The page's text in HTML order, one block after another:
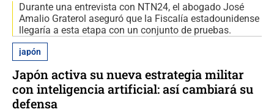
Durante una entrevista con NTN24, el abogado José
Amalio Graterol aseguró que la Fiscalía estadounidense
llegaría a esta etapa con un conjunto de pruebas.
japón
Japón activa su nueva estrategia militar
con inteligencia artificial: así cambiará su
defensa